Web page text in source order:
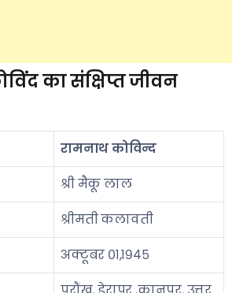
का संक्षिप्त जीवन
रामनाथ कोविन्द
श्री मैकू लाल
श्रीमती कलावती
अक्टूबर ०१,१९४५